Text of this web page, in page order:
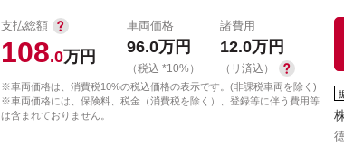
支払総額
108.0万円
車両価格
96.0万円
（税込 *10%）
諸費用
12.0万円
（リ済込）
※車両価格は、消費税10%の税込価格の表示です。(非課税車両を除く)
※車両価格には、保険料、税金（消費税を除く）、登録等に伴う費用等
は含まれておりません。